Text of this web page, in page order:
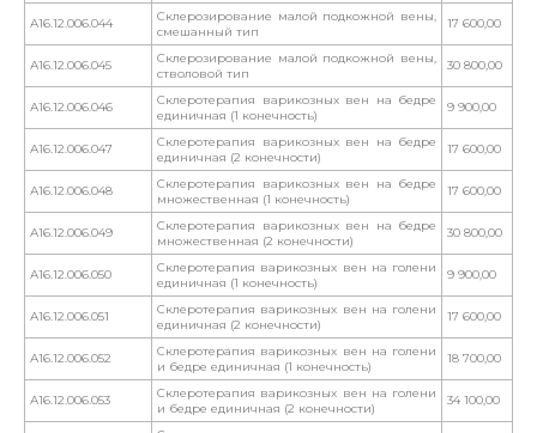
А16.12.006.044
Склерозирование малой подкожной вены,
смешанный тип
17 600,00
А16.12.006.045
Склерозирование малой подкожной вены,
стволовой тип
30 800,00
А16.12.006.046
Склеротерапия варикозных вен на бедре
единичная (1 конечность)
9 900,00
А16.12.006.047
Склеротерапия варикозных вен на бедре
единичная (2 конечности)
17 600,00
А16.12.006.048
Склеротерапия варикозных вен на бедре
множественная (1 конечность)
17 600,00
А16.12.006.049
Склеротерапия варикозных вен на бедре
множественная (2 конечности)
30 800,00
А16.12.006.050
Склеротерапия варикозных вен на голени
единичная (1 конечность)
9 900,00
А16.12.006.051
Склеротерапия варикозных вен на голени
единичная (2 конечности)
17 600,00
А16.12.006.052
Склеротерапия варикозных вен на голени
и бедре единичная (1 конечность)
18 700,00
А16.12.006.053
Склеротерапия варикозных вен на голени
и бедре единичная (2 конечности)
34 100,00